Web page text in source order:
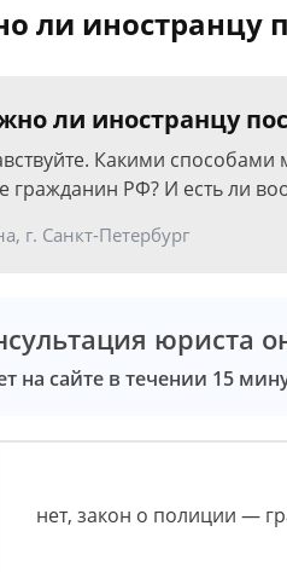
ли иностранцу
ли иностранцу
Какими
гражданин РФ? И есть ли
г. Санкт-Петербург
юриста
на сайте в течении 15
нет, закон о полиции —